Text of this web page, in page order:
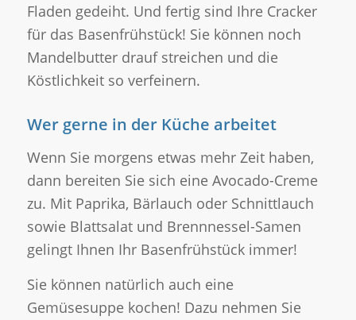
Fladen gedeiht. Und fertig sind Ihre Cracker
für das Basenfrühstück! Sie können noch
Mandelbutter drauf streichen und die
Köstlichkeit so verfeinern.
Wer gerne in der Küche arbeitet
Wenn Sie morgens etwas mehr Zeit haben,
dann bereiten Sie sich eine Avocado-Creme
zu. Mit Paprika, Bärlauch oder Schnittlauch
sowie Blattsalat und Brennnessel-Samen
gelingt Ihnen Ihr Basenfrühstück immer!
Sie können natürlich auch eine
Gemüsesuppe kochen! Dazu nehmen Sie